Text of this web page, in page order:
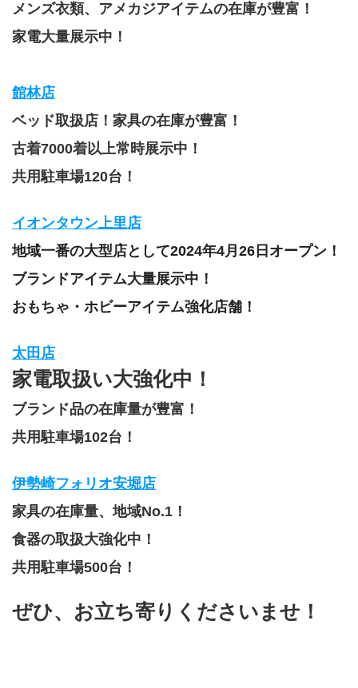
メンズ衣類、アメカジアイテムの在庫が豊富！
家電大量展示中！
館林店
ベッド取扱店！家具の在庫が豊富！
古着7000着以上常時展示中！
共用駐車場120台！
イオンタウン上里店
地域一番の大型店として2024年4月26日オープン！
ブランドアイテム大量展示中！
おもちゃ・ホビーアイテム強化店舗！
太田店
家電取扱い大強化中！
ブランド品の在庫量が豊富！
共用駐車場102台！
伊勢崎フォリオ安堀店
家具の在庫量、地域No.1！
食器の取扱大強化中！
共用駐車場500台！
ぜひ、お立ち寄りくださいませ！